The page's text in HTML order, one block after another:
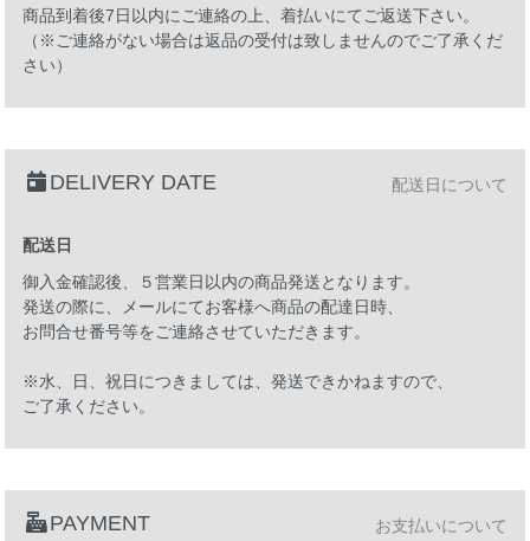
商品到着後7日以内にご連絡の上、着払いにてご返送下さい。
（※ご連絡がない場合は返品の受付は致しませんのでご了承くだ
さい）
DELIVERY DATE 配送日について
配送日
御入金確認後、５営業日以内の商品発送となります。
発送の際に、メールにてお客様へ商品の配達日時、
お問合せ番号等をご連絡させていただきます。
※水、日、祝日につきましては、発送できかねますので、
ご了承ください。
PAYMENT お支払いについて